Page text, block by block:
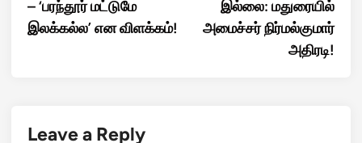
– ‘பரந்தூர் மட்டுமே
இலக்கல்ல’ என விளக்கம்!
இல்லை: மதுரையில்
அமைச்சர் நிர்மல்குமார்
அதிரடி!
Leave a Reply